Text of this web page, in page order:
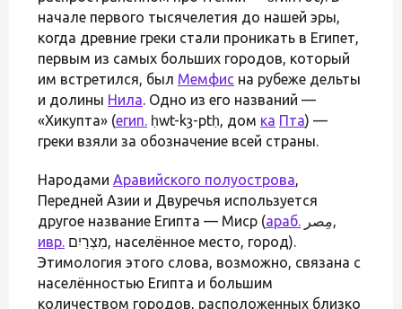
начале первого тысячелетия до нашей эры,
когда древние греки стали проникать в Египет,
первым из самых больших городов, который
им встретился, был Мемфис на рубеже дельты
и долины Нила. Одно из его названий —
«Хикупта» (егип. ḥwt-kȝ-ptḥ, дом ка Пта) —
греки взяли за обозначение всей страны.
Народами Аравийского полуострова,
Передней Азии и Двуречья используется
другое название Египта — Миср (араб.
مِصر‎,
ивр.
Этимология этого слова, возможно, связана с
населённостью Египта и большим
количеством городов, расположенных близко